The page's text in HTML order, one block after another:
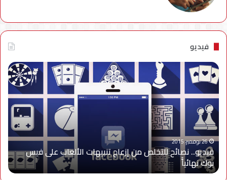
فيديو
فيديو..
نصائح
للتخلص
من
إزعاج
تنبيهات
الألعاب
على
فيس
بوك
نهائياًَ
26 نوفمبر، 2015
فيديو.. نصائح للتخلص من إزعاج تنبيهات الألعاب على فيس
بوك نهائياًَ